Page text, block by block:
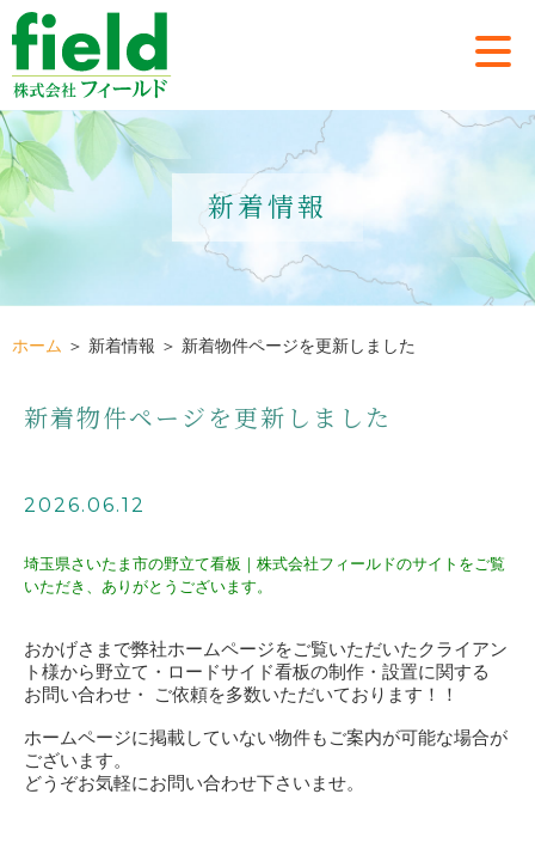
新着情報
ホーム ＞ 新着情報 ＞ 新着物件ページを更新しました
新着物件ページを更新しました
2026.06.12
埼玉県さいたま市の野立て看板｜株式会社フィールドのサイトをご覧
いただき、ありがとうございます。
おかげさまで弊社ホームページをご覧いただいたクライアン
ト様から野立て・ロードサイド看板の制作・設置に関する
お問い合わせ・ ご依頼を多数いただいております！！
ホームページに掲載していない物件もご案内が可能な場合が
ございます。
どうぞお気軽にお問い合わせ下さいませ。